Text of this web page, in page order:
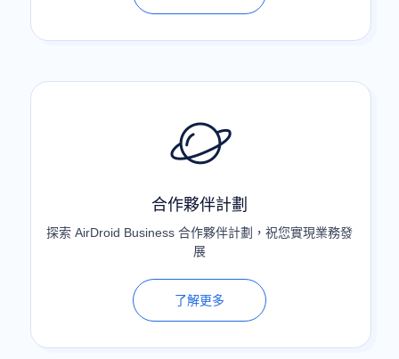
合作夥伴計劃
探索 AirDroid Business 合作夥伴計劃，祝您實現業務發
展
了解更多